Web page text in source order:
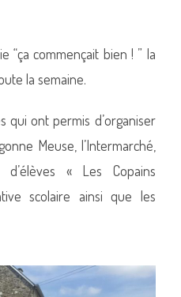
“ça commençait bien ! ” la
la semaine.
qui ont permis d’organiser
Meuse, l’Intermarché,
d’élèves « Les Copains
scolaire ainsi que les